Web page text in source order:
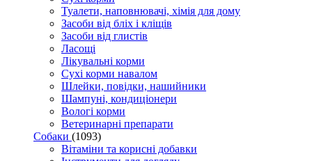
Туалети, наповнювачі, хімія для дому
Засоби від бліх і кліщів
Засоби від глистів
Ласощі
Лікувальні корми
Сухі корми навалом
Шлейки, повідки, нашийники
Шампуні, кондиціонери
Вологі корми
Ветеринарні препарати
Собаки (1093)
Вітаміни та корисні добавки